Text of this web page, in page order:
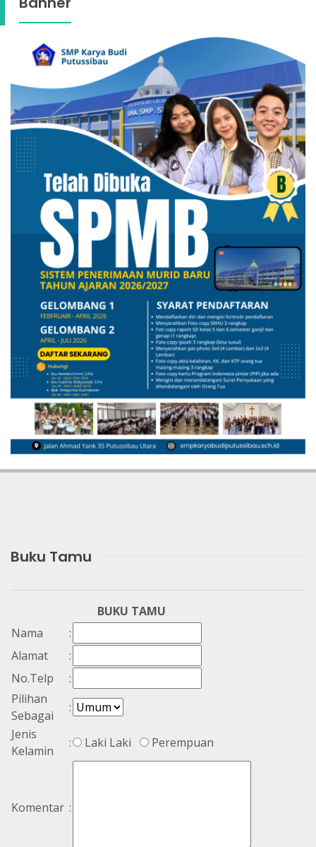
Buku Tamu
BUKU TAMU
Nama
:
Alamat
:
No.Telp
:
Pilihan
Sebagai
:
Jenis
Kelamin
: Laki Laki Perempuan
Komentar :